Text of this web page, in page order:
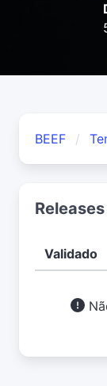
BEEF
Releases
Validado